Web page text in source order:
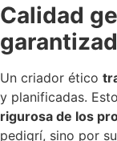
Calidad
Un criador ético
y planificadas.
rigurosa de los
pedigrí, sino por su